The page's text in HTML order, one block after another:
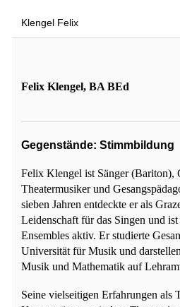
Klengel Felix
Felix Klengel, BA BEd
Gegenstände: Stimmbildung
Felix Klengel ist Sänger (Bariton),
Theatermusiker und
sieben Jahren entdeckte er als
Leidenschaft für das Singen und
Ensembles aktiv. Er studierte
Universität für Musik und
Musik und Mathematik auf
Seine vielseitigen Erfahrungen als